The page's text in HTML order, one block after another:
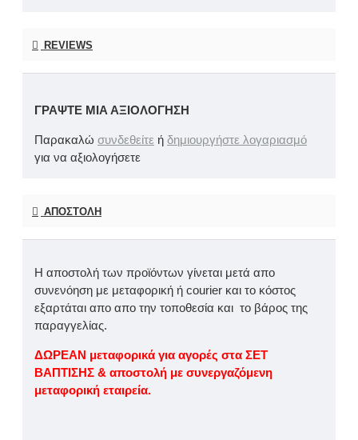
REVIEWS
ΓΡΆΨΤΕ ΜΙΑ ΑΞΙΟΛΌΓΗΣΗ
Παρακαλώ συνδεθείτε ή δημιουργήστε λογαριασμό
για να αξιολογήσετε
ΑΠΟΣΤΟΛΉ
Η αποστολή των προϊόντων γίνεται μετά απο
συνενόηση με μεταφορική ή courier και το κόστος
εξαρτάται απο απο την τοποθεσία και το βάρος της
παραγγελίας.
ΔΩΡΕΑΝ μεταφορικά για αγορές στα ΣΕΤ
ΒΑΠΤΙΣΗΣ & αποστολή με συνεργαζόμενη
μεταφορική εταιρεία.